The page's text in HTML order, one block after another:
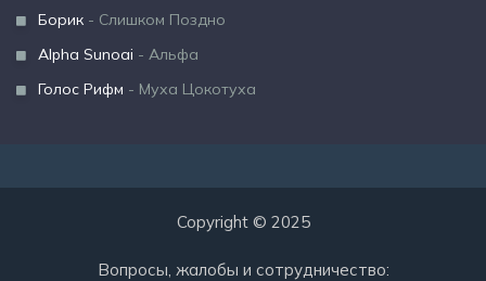
Борик - Слишком Поздно
Alpha Sunoai - Альфа
Голос Рифм - Муха Цокотуха
Copyright © 2025
Вопросы, жалобы и сотрудничество: